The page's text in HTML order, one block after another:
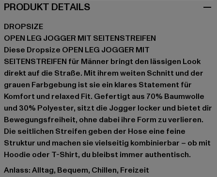
PRODUKT DETAILS
DROPSIZE
OPEN LEG JOGGER MIT SEITENSTREIFEN
Diese Dropsize OPEN LEG JOGGER MIT
SEITENSTREIFEN für Männer bringt den lässigen Look
direkt auf die Straße. Mit ihrem weiten Schnitt und der
grauen Farbgebung ist sie ein klares Statement für
Komfort und relaxed Fit. Gefertigt aus 70% Baumwolle
und 30% Polyester, sitzt die Jogger locker und bietet dir
Bewegungsfreiheit, ohne dabei ihre Form zu verlieren.
Die seitlichen Streifen geben der Hose eine feine
Struktur und machen sie vielseitig kombinierbar – ob mit
Hoodie oder T-Shirt, du bleibst immer authentisch.
Anlass: Alltag, Bequem, Chillen, Freizeit